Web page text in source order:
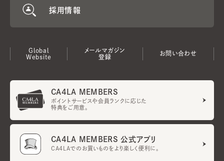
採用情報
Global
Website
メールマガジン
登録
お問い合わせ
CA4LA MEMBERS
ポイントサービスや会員ランクに応じた
特典をご用意。
CA4LA MEMBERS 公式アプリ
CA4LAでのお買いものをより楽しく便利に。